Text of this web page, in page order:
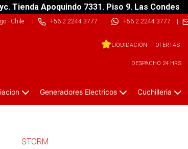
Tienda Apoquindo 7331. Piso 9. Las Condes
- Chile| +56 2 2244 3777 | +56 2 2244 3777 |
LIQUIDACIÓN OFERTAS
DESPACHO 24 HRS
Generadores Electricos Cuchilleria
STORM